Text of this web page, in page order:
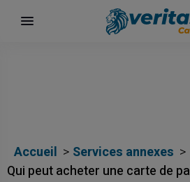
Accueil
Services annexes
Qui peut acheter une carte de